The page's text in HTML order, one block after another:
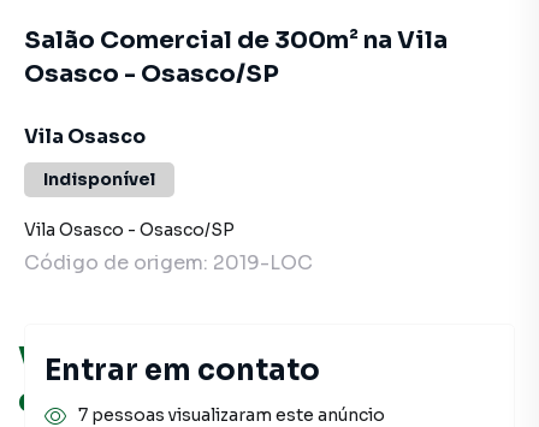
Você pode encontrar novas
oportunidades!
Salão Comercial de 300m² na Vila
Osasco - Osasco/SP
Vila Osasco
Indisponível
Vila Osasco - Osasco/SP
Código de origem: 2019-LOC
Entrar em contato
7 pessoas visualizaram este anúncio